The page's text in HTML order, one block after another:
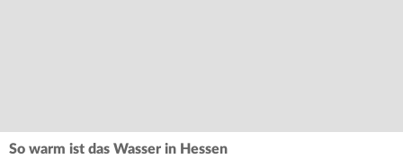
So warm ist das Wasser in Hessen